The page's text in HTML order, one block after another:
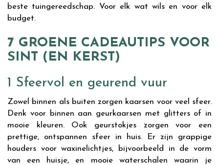
beste tuingereedschap. Voor elk wat wils en voor elk
budget.
7 GROENE CADEAUTIPS VOOR
SINT (EN KERST)
1 Sfeervol en geurend vuur
Zowel binnen als buiten zorgen kaarsen voor veel sfeer.
Denk voor binnen aan geurkaarsen met glitters of in
mooie kleuren. Ook geurstokjes zorgen voor een
prettige, ontspannen sfeer in huis. Er zijn grappige
houders voor waxinelichtjes, bijvoorbeeld in de vorm
van een huisje, en mooie waterschalen waarin je